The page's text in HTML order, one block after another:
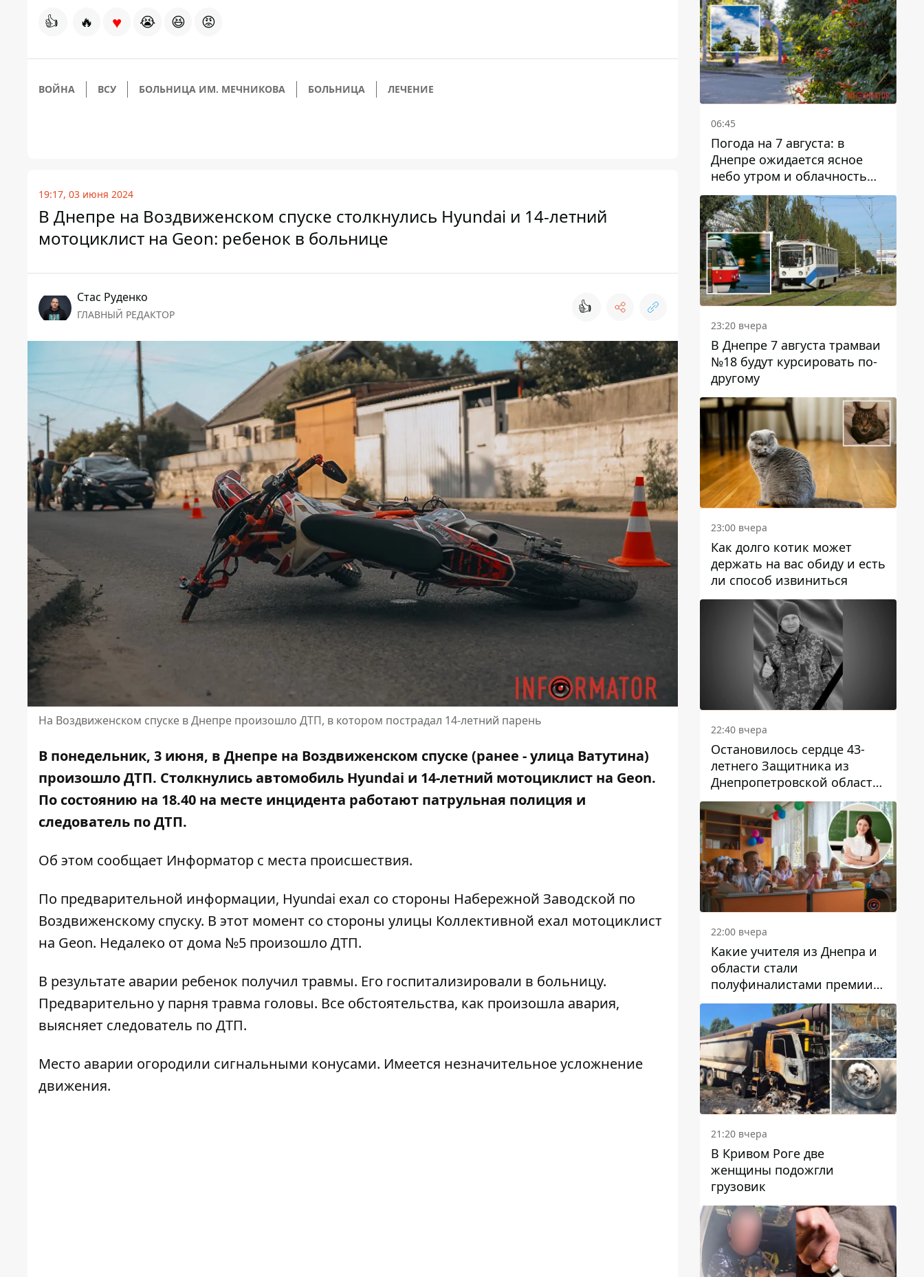
👍 🔥 ♥ 😭 😆 😡
ВОЙНА ВСУ БОЛЬНИЦА ИМ. МЕЧНИКОВА БОЛЬНИЦА ЛЕЧЕНИЕ
19:17, 03 июня 2024
В Днепре на Воздвиженском спуске столкнулись Hyundai и 14-летний
мотоциклист на Geon: ребенок в больнице
Стаc Руденко
ГЛАВНЫЙ РЕДАКТОР 👍
На Воздвиженском спуске в Днепре произошло ДТП, в котором пострадал 14-летний парень
В понедельник, 3 июня, в Днепре на Воздвиженском спуске (ранее - улица Ватутина)
произошло ДТП. Столкнулись автомобиль Hyundai и 14-летний мотоциклист на Geon.
По состоянию на 18.40 на месте инцидента работают патрульная полиция и
следователь по ДТП.
Об этом сообщает Информатор с места происшествия.
По предварительной информации, Hyundai ехал со стороны Набережной Заводской по
Воздвиженскому спуску. В этот момент со стороны улицы Коллективной ехал мотоциклист
на Geon. Недалеко от дома №5 произошло ДТП.
В результате аварии ребенок получил травмы. Его госпитализировали в больницу.
Предварительно у парня травма головы. Все обстоятельства, как произошла авария,
выясняет следователь по ДТП.
Место аварии огородили сигнальными конусами. Имеется незначительное усложнение
движения.
06:45
Погода на 7 августа: в
Днепре ожидается ясное
небо утром и облачность
после обеда
23:20 вчера
В Днепре 7 августа трамваи
№18 будут курсировать по-
другому
23:00 вчера
Как долго котик может
держать на вас обиду и есть
ли способ извиниться
22:40 вчера
Остановилось сердце 43-
летнего Защитника из
Днепропетровской области
Евгения Зинченко
22:00 вчера
Какие учителя из Днепра и
области стали
полуфиналистами премии
Global Teacher Prize Ukraine
2026
21:20 вчера
В Кривом Роге две
женщины подожгли
грузовик